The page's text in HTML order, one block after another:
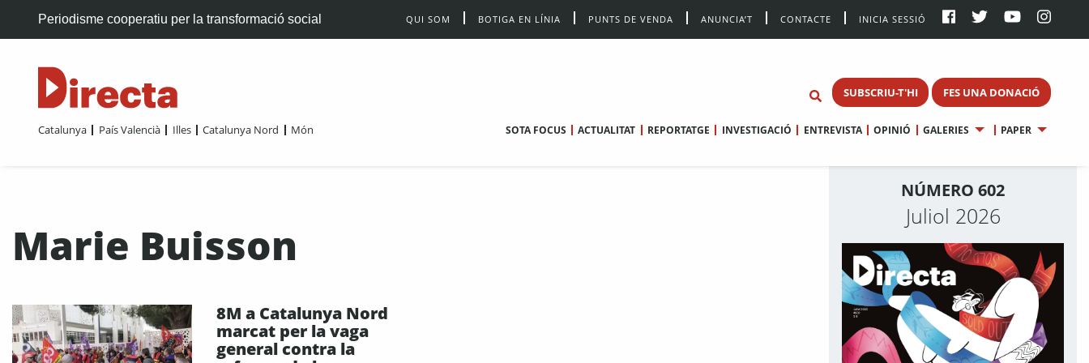
Periodisme cooperatiu per la transformació social QUI SOM BOTIGA EN LÍNIA PUNTS DE VENDA ANUNCIA’T CONTACTE INICIA SESSIÓ
SUBSCRIU-T'HI FES UNA DONACIÓ
Catalunya País Valencià Illes Catalunya Nord Món SOTA FOCUS ACTUALITAT REPORTATGE INVESTIGACIÓ ENTREVISTA OPINIÓ GALERIES PAPER
Marie Buisson
8M a Catalunya Nord
marcat per la vaga
general contra la
NÚMERO 602
Juliol 2026